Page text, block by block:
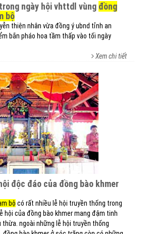
trong ngày hội vhttdl vùng đồng
bộ
thiện nhân vừa đồng ý ubnd tỉnh an
bắn pháo hoa tầm thấp vào tối ngày
Xem chi tiết
bộ có rất nhiều lễ hội truyền thống trong
hội của đồng bào khmer mang đậm tinh
ngoài những lễ hội truyền thống